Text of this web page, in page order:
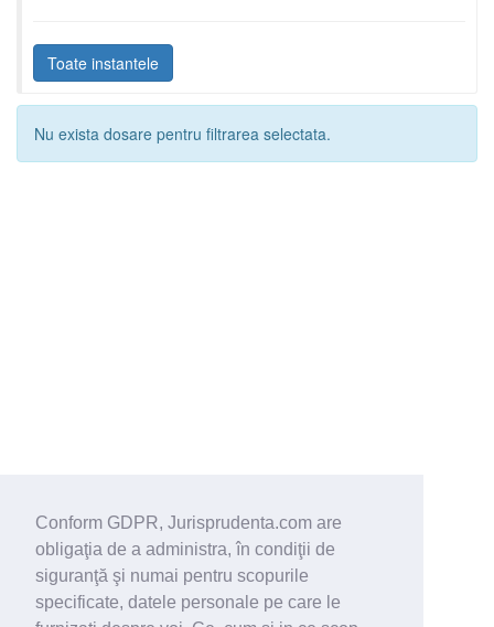
Conform GDPR, Jurisprudenta.com are
obligaţia de a administra, în condiţii de
siguranţă şi numai pentru scopurile
specificate, datele personale pe care le
Toate instantele
Nu exista dosare pentru filtrarea selectata.